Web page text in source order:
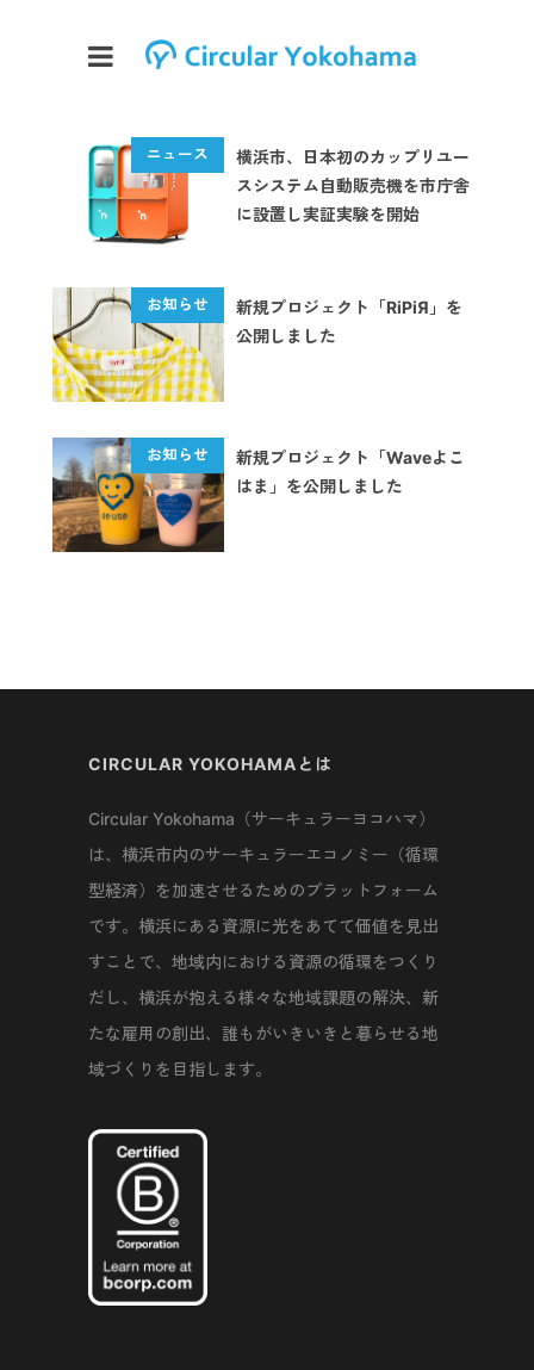
横浜市、日本初のカップリユー
スシステム自動販売機を市庁舎
に設置し実証実験を開始
新規プロジェクト「RiPiЯ」を
公開しました
新規プロジェクト「Waveよこ
はま」を公開しました
CIRCULAR YOKOHAMAとは
Circular Yokohama（サーキュラーヨコハマ）
は、横浜市内のサーキュラーエコノミー（循環
型経済）を加速させるためのプラットフォーム
です。横浜にある資源に光をあてて価値を見出
すことで、地域内における資源の循環をつくり
だし、横浜が抱える様々な地域課題の解決、新
たな雇用の創出、誰もがいきいきと暮らせる地
域づくりを目指します。